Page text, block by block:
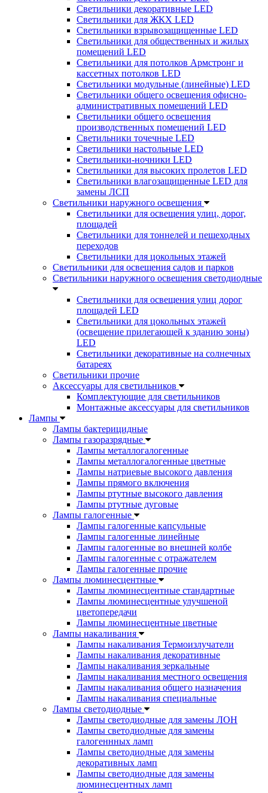
Светильники декоративные LED
Светильники для ЖКХ LED
Светильники взрывозащищенные LED
Светильники для общественных и жилых
помещений LED
Светильники для потолков Армстронг и
кассетных потолков LED
Светильники модульные (линейные) LED
Светильники общего освещения офисно-
административных помещений LED
Светильники общего освещения
производственных помещений LED
Светильники точечные LED
Светильники настольные LED
Светильники-ночники LED
Светильники для высоких пролетов LED
Светильники влагозащищенные LED для
замены ЛСП
Светильники наружного освещения
Светильники для освещения улиц, дорог,
площадей
Светильники для тоннелей и пешеходных
переходов
Светильники для цокольных этажей
Светильники для освещения садов и парков
Светильники наружного освещения светодиодные
Светильники для освещения улиц дорог
площадей LED
Светильники для цокольных этажей
(освещение прилегающей к зданию зоны)
LED
Светильники декоративные на солнечных
батареях
Светильники прочие
Аксессуары для светильников
Комплектующие для светильников
Монтажные аксессуары для светильников
Лампы
Лампы бактерицидные
Лампы газоразрядные
Лампы металлогалогенные
Лампы металлогалогенные цветные
Лампы натриевые высокого давления
Лампы прямого включения
Лампы ртутные высокого давления
Лампы ртутные дуговые
Лампы галогенные
Лампы галогенные капсульные
Лампы галогенные линейные
Лампы галогенные во внешней колбе
Лампы галогенные с отражателем
Лампы галогенные прочие
Лампы люминесцентные
Лампы люминесцентные стандартные
Лампы люминесцентные улучшеной
цветопередачи
Лампы люминесцентные цветные
Лампы накаливания
Лампы накаливания Термоизлучатели
Лампы накаливания декоративные
Лампы накаливания зеркальные
Лампы накаливания местного освещения
Лампы накаливания общего назначения
Лампы накаливания специальные
Лампы светодиодные
Лампы светодиодные для замены ЛОН
Лампы светодиодные для замены
галогеннных ламп
Лампы светодиодные для замены
декоративных ламп
Лампы светодиодные для замены
люминесцентных ламп